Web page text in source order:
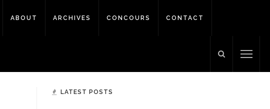
ABOUT ARCHIVES CONCOURS CONTACT
LATEST POSTS